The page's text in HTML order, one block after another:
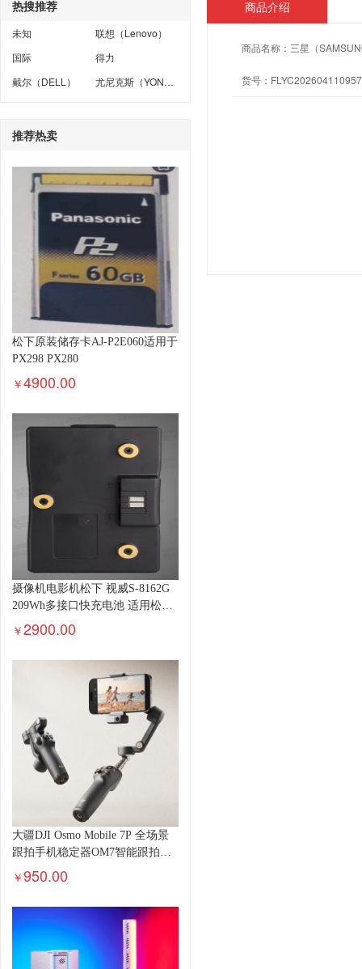
热搜推荐
未知
联想（Lenovo）
国际
得力
戴尔（DELL）
尤尼克斯（YONEX）
推荐热卖
松下原装储存卡AJ-P2E060适用于
PX298 PX280
￥4900.00
摄像机电影机松下 视威S-8162G
209Wh多接口快充电池 适用松下
VARICAM 35/AU-V35C1RM-AJ-
￥2900.00
大疆DJI Osmo Mobile 7P 全场景
跟拍手机稳定器OM7智能跟拍直
播vlog手持自拍杆拍摄神器
￥950.00
商品介绍
商品名称： 三星（
货号：